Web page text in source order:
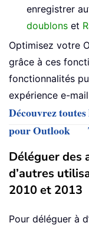
enregistrer
doublons et
Optimisez votre
grâce à ces
fonctionnalités
expérience e-
Découvrez
pour Outlook
Déléguer des
d’autres
2010 et 2013
Pour déléguer à